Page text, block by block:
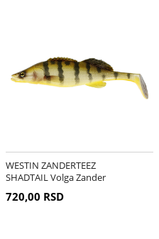
WESTIN ZANDERTEEZ
SHADTAIL Volga Zander
720,00 RSD